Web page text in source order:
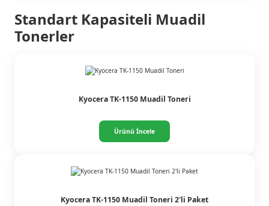
Standart Kapasiteli Muadil
Tonerler
Kyocera TK-1150 Muadil Toneri
Ürünü İncele
Kyocera TK-1150 Muadil Toneri 2'li Paket